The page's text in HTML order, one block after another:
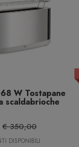
W Tostapane
scaldabrioche
€ 350,00
DISPONIBILI